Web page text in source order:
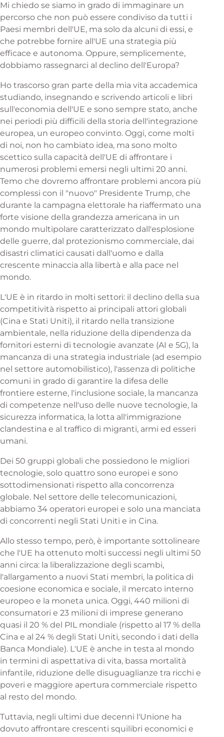
Mi chiedo se siamo in grado di immaginare un
percorso che non può essere condiviso da tutti i
Paesi membri dell'UE, ma solo da alcuni di essi, e
che potrebbe fornire all'UE una strategia più
efficace e autonoma. Oppure, semplicemente,
dobbiamo rassegnarci al declino dell'Europa?
Ho trascorso gran parte della mia vita accademica
studiando, insegnando e scrivendo articoli e libri
sull'economia dell'UE e sono sempre stato, anche
nei periodi più difficili della storia dell'integrazione
europea, un europeo convinto. Oggi, come molti
di noi, non ho cambiato idea, ma sono molto
scettico sulla capacità dell'UE di affrontare i
numerosi problemi emersi negli ultimi 20 anni.
Temo che dovremo affrontare problemi ancora più
complessi con il "nuovo" Presidente Trump, che
durante la campagna elettorale ha riaffermato una
forte visione della grandezza americana in un
mondo multipolare caratterizzato dall'esplosione
delle guerre, dal protezionismo commerciale, dai
disastri climatici causati dall'uomo e dalla
crescente minaccia alla libertà e alla pace nel
mondo.
L'UE è in ritardo in molti settori: il declino della sua
competitività rispetto ai principali attori globali
(Cina e Stati Uniti), il ritardo nella transizione
ambientale, nella riduzione della dipendenza da
fornitori esterni di tecnologie avanzate (AI e 5G), la
mancanza di una strategia industriale (ad esempio
nel settore automobilistico), l'assenza di politiche
comuni in grado di garantire la difesa delle
frontiere esterne, l'inclusione sociale, la mancanza
di competenze nell'uso delle nuove tecnologie, la
sicurezza informatica, la lotta all'immigrazione
clandestina e al traffico di migranti, armi ed esseri
umani.
Dei 50 gruppi globali che possiedono le migliori
tecnologie, solo quattro sono europei e sono
sottodimensionati rispetto alla concorrenza
globale. Nel settore delle telecomunicazioni,
abbiamo 34 operatori europei e solo una manciata
di concorrenti negli Stati Uniti e in Cina.
Allo stesso tempo, però, è importante sottolineare
che l'UE ha ottenuto molti successi negli ultimi 50
anni circa: la liberalizzazione degli scambi,
l'allargamento a nuovi Stati membri, la politica di
coesione economica e sociale, il mercato interno
europeo e la moneta unica. Oggi, 440 milioni di
consumatori e 23 milioni di imprese generano
quasi il 20 % del PIL mondiale (rispetto al 17 % della
Cina e al 24 % degli Stati Uniti, secondo i dati della
Banca Mondiale). L'UE è anche in testa al mondo
in termini di aspettativa di vita, bassa mortalità
infantile, riduzione delle disuguaglianze tra ricchi e
poveri e maggiore apertura commerciale rispetto
al resto del mondo.
Tuttavia, negli ultimi due decenni l'Unione ha
dovuto affrontare crescenti squilibri economici e